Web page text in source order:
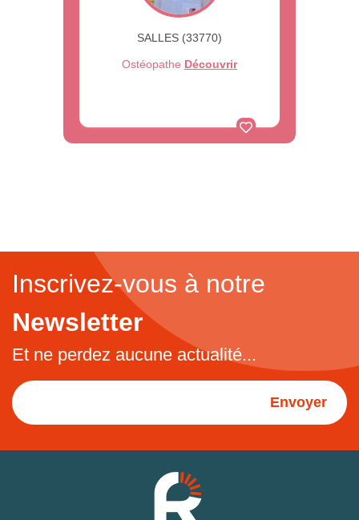
SALLES (33770)
Ostéopathe Découvrir
Inscrivez-vous à notre
Newsletter
Et ne perdez aucune actualité...
Envoyer